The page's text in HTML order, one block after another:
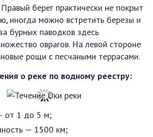
берег практически не покрыт
иногда можно встретить березы и
бурных паводков здесь
оврагов. На левой стороне
рощи с песчаными террасами.
о реке по водному реестру:
от 1 до 5 м;
— 1500 км;